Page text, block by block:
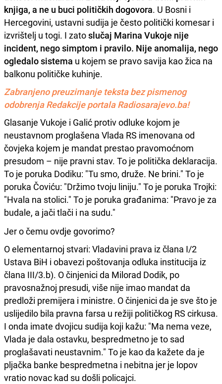
knjiga, a ne u buci političkih dogovora. U Bosni i
Hercegovini, ustavni sudija je često politički komesar i
izvrištelj u togi. I zatoslučaj Marina Vukoje nije
incident, nego simptom i pravilo. Nije anomalija, nego
ogledalo sistema u kojem se pravo savija kao žica na
balkonu političke kuhinje.
Zabranjeno preuzimanje teksta bez pismenog
odobrenja Redakcije portala Radiosarajevo.ba!
Glasanje Vukoje i Galić protiv odluke kojom je
neustavnom proglašena Vlada RS imenovana od
čovjeka kojem je mandat prestao pravomoćnom
presudom – nije pravni stav. To je politička deklaracija.
To je poruka Dodiku: "Tu smo, druže. Ne brini." To je
poruka Čoviću: "Držimo tvoju liniju." To je poruka Trojki:
"Hvala na stolici." To je poruka građanima: "Pravo je za
budale, a jači tlači i na sudu."
Jer o čemu ovdje govorimo?
O elementarnoj stvari: Vladavini prava iz člana I/2
Ustava BiH i obavezi poštovanja odluka institucija iz
člana III/3.b). O činjenici da Milorad Dodik, po
pravosnažnoj presudi, više nije imao mandat da
predloži premijera i ministre. O činjenici da je sve što je
uslijedilo bila pravna farsa u režiji političkog RS cirkusa.
I onda imate dvojicu sudija koji kažu: "Ma nema veze,
Vlada je dala ostavku, bespredmetno je to sad
proglašavati neustavnim." To je kao da kažete da je
pljačka banke bespredmetna i nebitna jer je lopov
vratio novac kad su došli policajci.